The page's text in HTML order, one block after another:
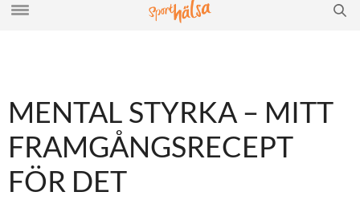
MENTAL STYRKA – MITT
FRAMGÅNGSRECEPT
FÖR DET